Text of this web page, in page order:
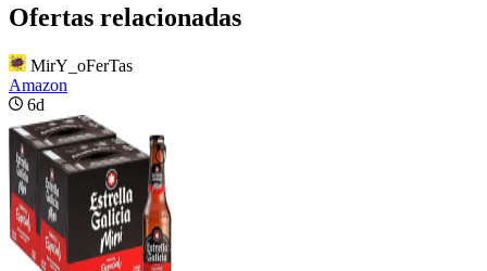
Ofertas relacionadas
MirY_oFerTas
Amazon
6d